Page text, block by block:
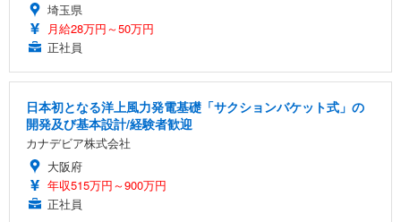
埼玉県
月給28万円～50万円
正社員
日本初となる洋上風力発電基礎「サクションバケット式」の
開発及び基本設計/経験者歓迎
カナデビア株式会社
大阪府
年収515万円～900万円
正社員